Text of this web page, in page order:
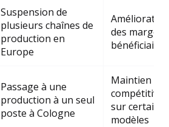
Suspension de
plusieurs chaînes de
production en
Europe
Amélioration
des marges
bénéficiaires
Passage à une
production à un seul
poste à Cologne
Maintien de
compétitivité
sur certains
modèles